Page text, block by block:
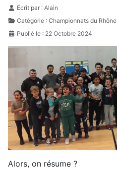
Détails
Écrit par : Alain
Catégorie : Championnats du Rhône
Publié le : 22 Octobre 2024
Alors, on résume ?